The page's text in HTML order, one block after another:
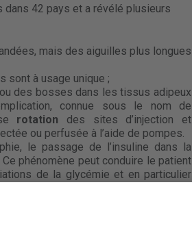
dans 42 pays et a révélé plusieurs
mais des aiguilles plus longues
sont à usage unique ;
des bosses dans les tissus adipeux
connue sous le nom de
rotation des sites d’injection et
ou perfusée à l’aide de pompes.
le passage de l’insuline dans la
phénomène peut conduire le patient
de la glycémie et en particulier